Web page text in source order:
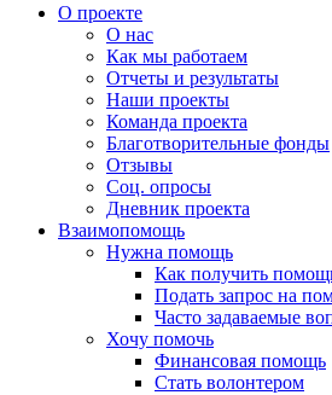
О проекте
О нас
Как мы работаем
Отчеты и результаты
Наши проекты
Команда проекта
Благотворительные фонды
Отзывы
Соц. опросы
Дневник проекта
Взаимопомощь
Нужна помощь
Как получить
Подать запрос на
Часто задаваемые
Хочу помочь
Финансовая помощь
Стать волонтером